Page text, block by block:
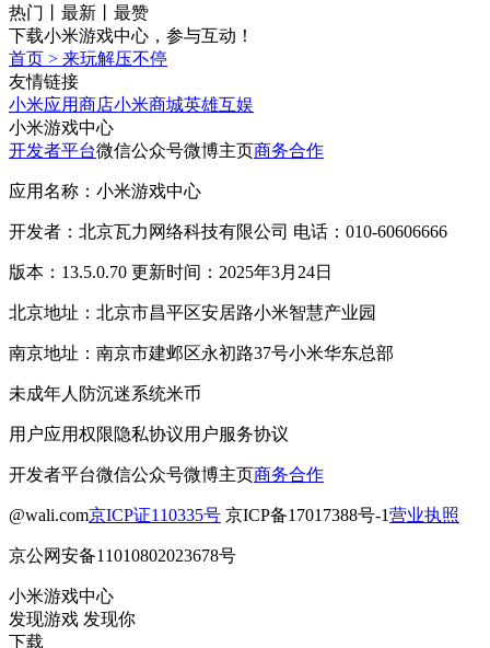
热门
最新
最赞
下载小米游戏中心，参与互动！
首页 > 来玩解压不停
友情链接
小米应用商店小米商城英雄互娱
小米游戏中心
开发者平台微信公众号微博主页商务合作
应用名称：小米游戏中心
开发者：北京瓦力网络科技有限公司 电话：010-60606666
版本：13.5.0.70 更新时间：2025年3月24日
北京地址：北京市昌平区安居路小米智慧产业园
南京地址：南京市建邺区永初路37号小米华东总部
未成年人防沉迷系统米币
用户应用权限隐私协议用户服务协议
开发者平台微信公众号微博主页商务合作
@wali.com京ICP证110335号 京ICP备17017388号-1营业执照
京公网安备11010802023678号
小米游戏中心
发现游戏 发现你
下载